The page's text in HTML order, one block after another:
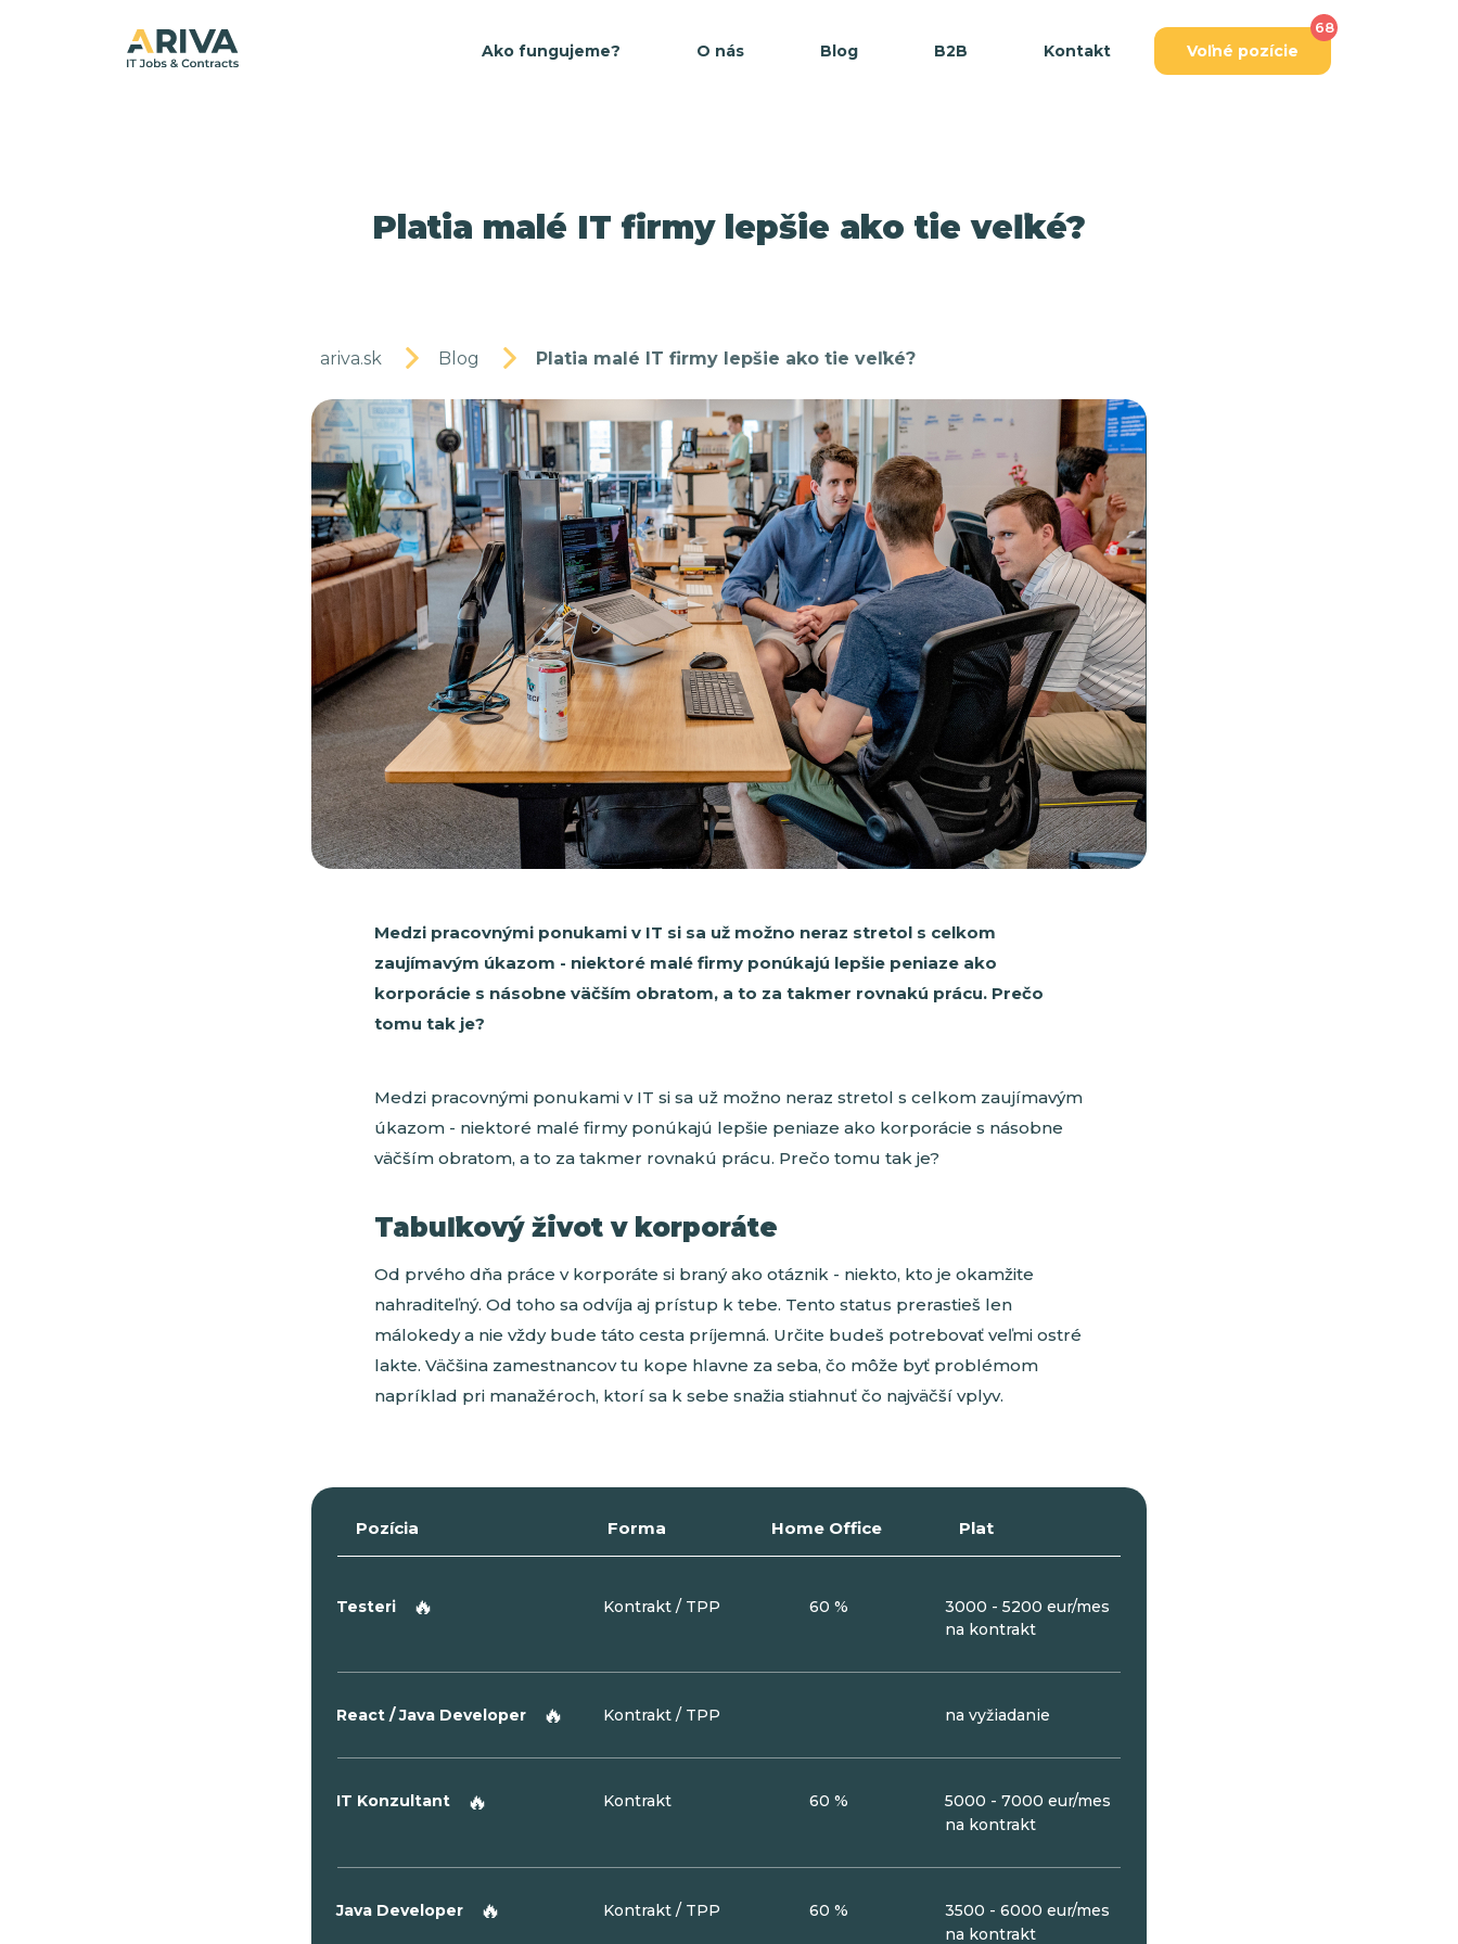
Ako fungujeme? O nás Blog B2B Kontakt Voľné pozície
68
Platia malé IT firmy lepšie ako tie veľké?
ariva.sk Blog Platia malé IT firmy lepšie ako tie veľké?
Medzi pracovnými ponukami v IT si sa už možno neraz stretol s celkom
zaujímavým úkazom - niektoré malé firmy ponúkajú lepšie peniaze ako
korporácie s násobne väčším obratom, a to za takmer rovnakú prácu. Prečo
tomu tak je?
Medzi pracovnými ponukami v IT si sa už možno neraz stretol s celkom zaujímavým
úkazom - niektoré malé firmy ponúkajú lepšie peniaze ako korporácie s násobne
väčším obratom, a to za takmer rovnakú prácu. Prečo tomu tak je?
Tabuľkový život v korporáte
Od prvého dňa práce v korporáte si braný ako otáznik - niekto, kto je okamžite
nahraditeľný. Od toho sa odvíja aj prístup k tebe. Tento status prerastieš len
málokedy a nie vždy bude táto cesta príjemná. Určite budeš potrebovať veľmi ostré
lakte. Väčšina zamestnancov tu kope hlavne za seba, čo môže byť problémom
napríklad pri manažéroch, ktorí sa k sebe snažia stiahnuť čo najväčší vplyv.
Pozícia Forma Home Office Plat
Testeri 🔥 Kontrakt / TPP 60 %
3000 - 5200 eur/mes
na kontrakt
React / Java Developer 🔥 Kontrakt / TPP na vyžiadanie
IT Konzultant 🔥 Kontrakt 60 %
5000 - 7000 eur/mes
na kontrakt
Java Developer 🔥 Kontrakt / TPP 60 %
3500 - 6000 eur/mes
na kontrakt